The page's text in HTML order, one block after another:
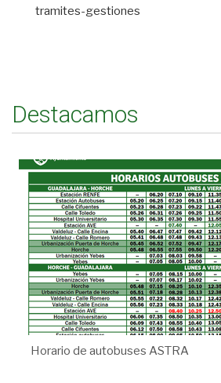
tramites-gestiones
Destacamos
Horario de autobuses ASTRA